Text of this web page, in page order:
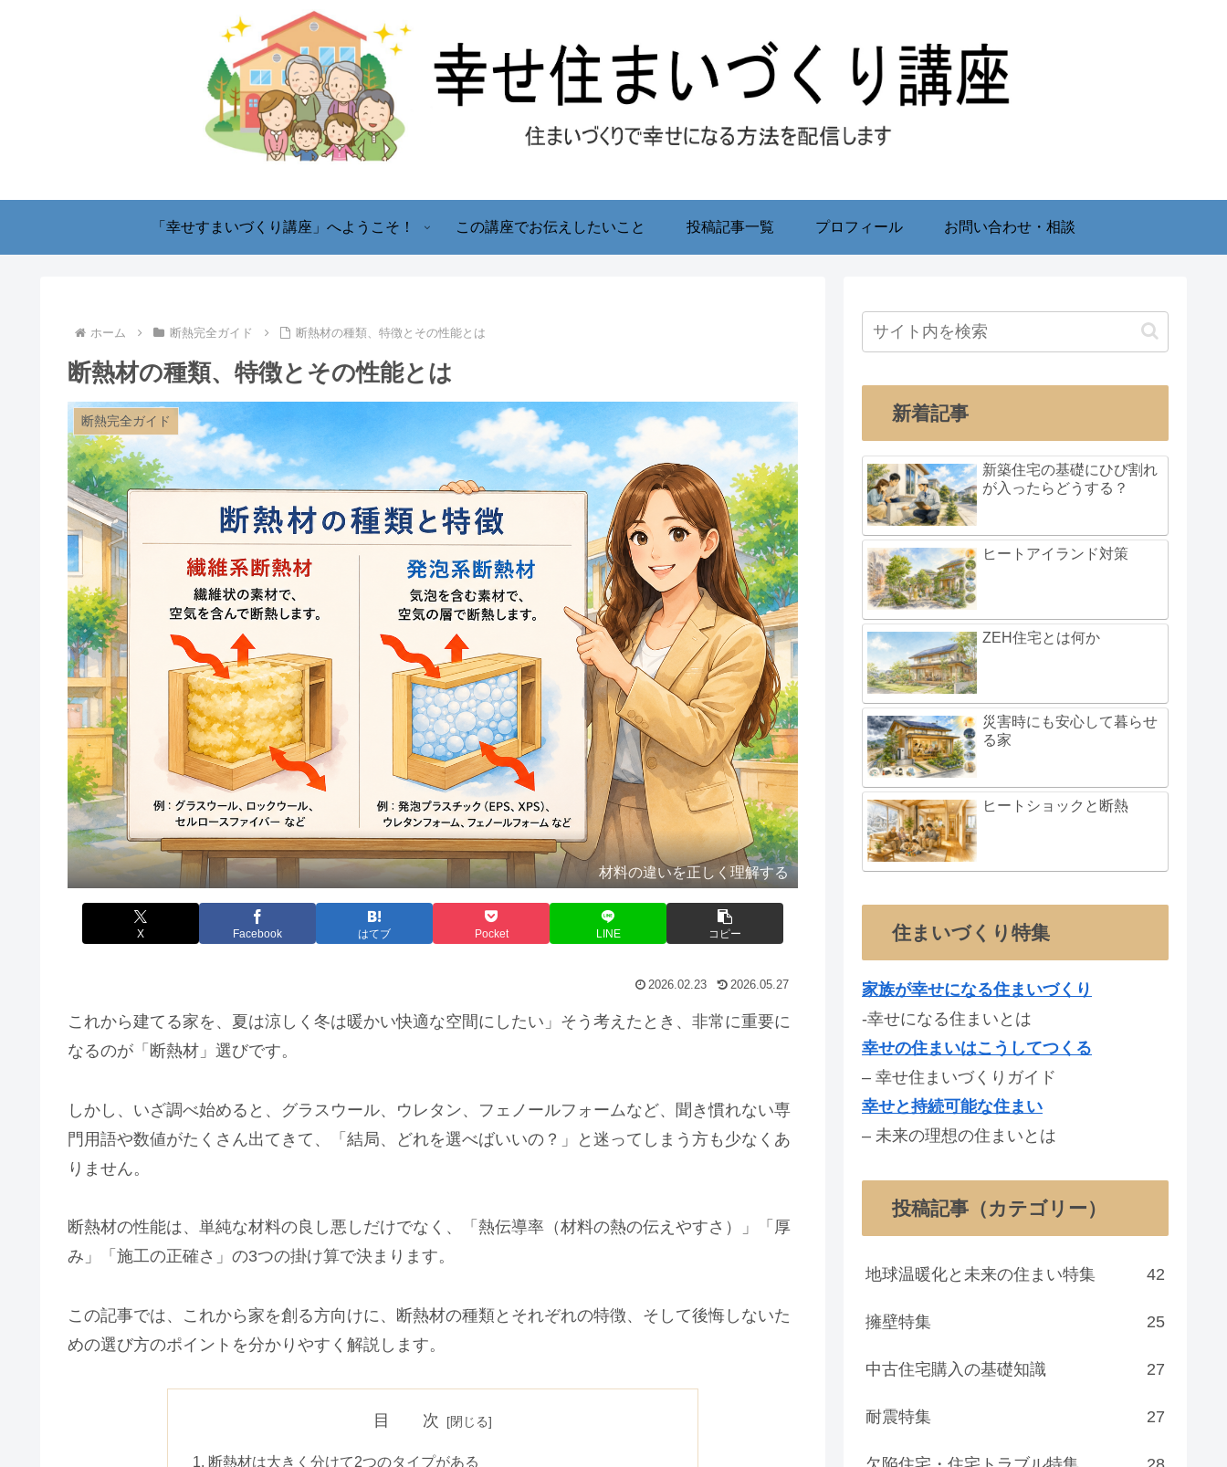
「幸せすまいづくり講座」へようこそ！ この講座でお伝えしたいこと 投稿記事一覧 プロフィール お問い合わせ・相談
ホーム 断熱完全ガイド 断熱材の種類、特徴とその性能とは
断熱材の種類、特徴とその性能とは
断熱完全ガイド
材料の違いを正しく理解する
X Facebook はてブ Pocket LINE コピー
2026.02.23 2026.05.27
これから建てる家を、夏は涼しく冬は暖かい快適な空間にしたい」そう考えたとき、非常に重要に
なるのが「断熱材」選びです。
しかし、いざ調べ始めると、グラスウール、ウレタン、フェノールフォームなど、聞き慣れない専
門用語や数値がたくさん出てきて、「結局、どれを選べばいいの？」と迷ってしまう方も少なくあ
りません。
断熱材の性能は、単純な材料の良し悪しだけでなく、「熱伝導率（材料の熱の伝えやすさ）」「厚
み」「施工の正確さ」の3つの掛け算で決まります。
この記事では、これから家を創る方向けに、断熱材の種類とそれぞれの特徴、そして後悔しないた
めの選び方のポイントを分かりやすく解説します。
目 次
断熱材は大きく分けて2つのタイプがある
新着記事
新築住宅の基礎にひび割れ
が入ったらどうする？
ヒートアイランド対策
ZEH住宅とは何か
災害時にも安心して暮らせ
る家
ヒートショックと断熱
住まいづくり特集
家族が幸せになる住まいづくり
-幸せになる住まいとは
幸せの住まいはこうしてつくる
– 幸せ住まいづくりガイド
幸せと持続可能な住まい
– 未来の理想の住まいとは
投稿記事（カテゴリー）
地球温暖化と未来の住まい特集 42
擁壁特集 25
中古住宅購入の基礎知識 27
耐震特集 27